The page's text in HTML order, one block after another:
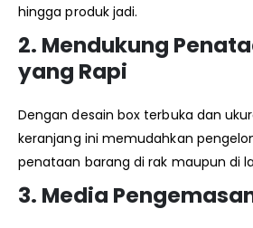
hingga produk jadi.
2. Mendukung
yang Rapi
Dengan desain box terbuka dan
keranjang ini memudahkan
penataan barang di rak maupun di
3. Media